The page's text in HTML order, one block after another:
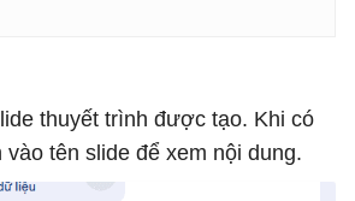
thuyết trình được tạo. Khi có
vào tên slide để xem nội dung.